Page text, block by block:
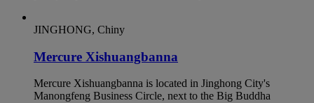
JINGHONG, Chiny
Mercure Xishuangbanna
Mercure Xishuangbanna is located in Jinghong City's
Manongfeng Business Circle, next to the Big Buddha